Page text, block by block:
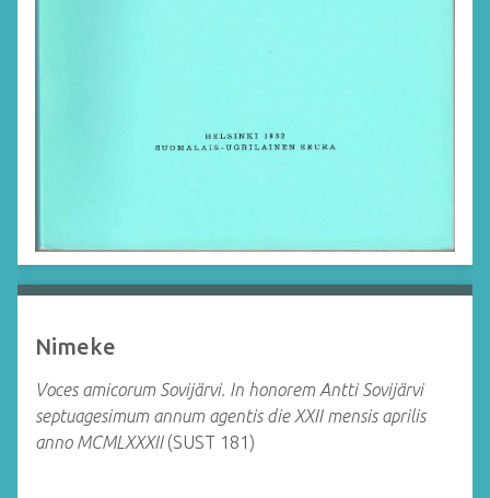
Nimeke
Voces amicorum Sovijärvi. In honorem Antti Sovijärvi
septuagesimum annum agentis die XXII mensis aprilis
anno MCMLXXXII(SUST 181)